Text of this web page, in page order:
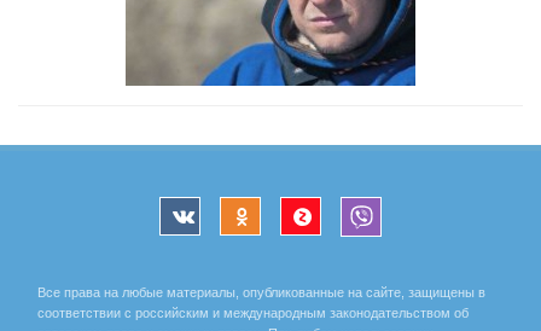
Все права на любые материалы, опубликованные на сайте, защищены в
соответствии с российским и международным законодательством об